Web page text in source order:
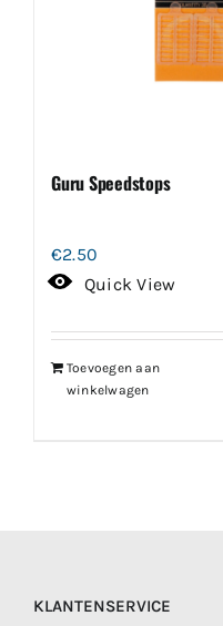
Guru Speedstops
€2.50
Quick View
Toevoegen aan
winkelwagen
KLANTENSERVICE